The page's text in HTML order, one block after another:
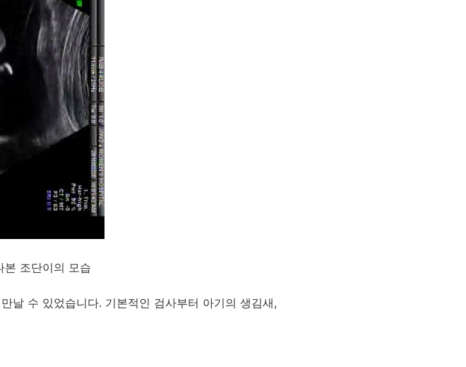
조단이의 모습
날 수 있었습니다. 기본적인 검사부터 아기의 생김새,